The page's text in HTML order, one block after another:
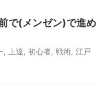
で(メンゼン)で進め
上達 初心者 戦術 江戸